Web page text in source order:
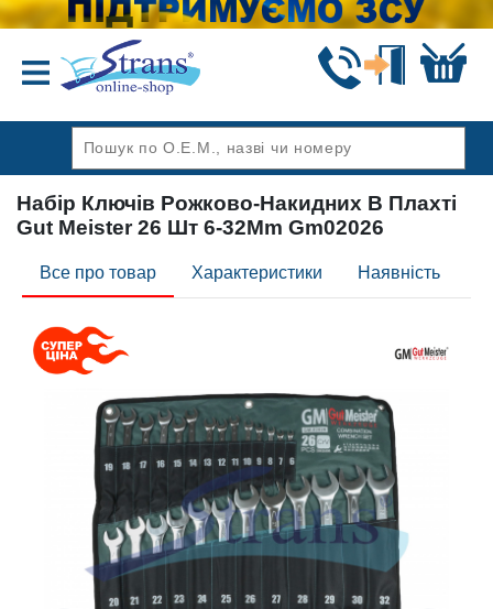
Набір Ключів Рожково-Накидних В Плахті
Gut Meister 26 Шт 6-32Mm Gm02026
Все про товар Характеристики Наявність